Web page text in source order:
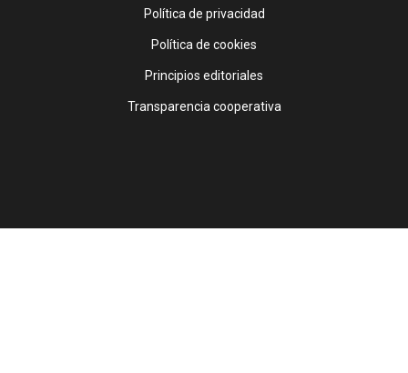
Política de privacidad
Política de cookies
Principios editoriales
Transparencia cooperativa